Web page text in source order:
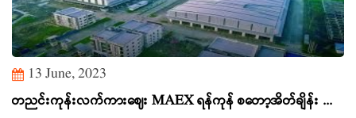
13 June, 2023
တညင်းကုန်းလက်ကားဈေး MAEX ရန်ကုန် စတော့အိတ်ချိန်း ...